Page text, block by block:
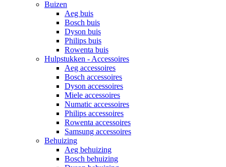
Buizen
Aeg buis
Bosch buis
Dyson buis
Philips buis
Rowenta buis
Hulpstukken - Accessoires
Aeg accessoires
Bosch accessoires
Dyson accessoires
Miele accessoires
Numatic accessoires
Philips accessoires
Rowenta accessoires
Samsung accessoires
Behuizing
Aeg behuizing
Bosch behuizing